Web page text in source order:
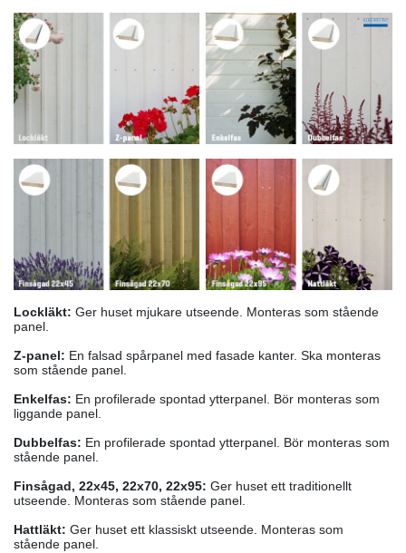
Lockläkt: Ger huset mjukare utseende. Monteras som stående
panel.
Z-panel: En falsad spårpanel med fasade kanter. Ska monteras
som stående panel.
Enkelfas: En profilerade spontad ytterpanel. Bör monteras som
liggande panel.
Dubbelfas: En profilerade spontad ytterpanel. Bör monteras som
stående panel.
Finsågad, 22x45, 22x70, 22x95: Ger huset ett traditionellt
utseende. Monteras som stående panel.
Hattläkt: Ger huset ett klassiskt utseende. Monteras som
stående panel.